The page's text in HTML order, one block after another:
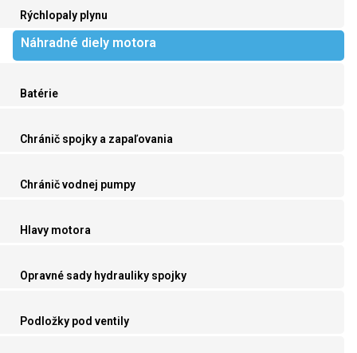
Rýchlopaly plynu
Náhradné diely motora
Batérie
Chránič spojky a zapaľovania
Chránič vodnej pumpy
Hlavy motora
Opravné sady hydrauliky spojky
Podložky pod ventily